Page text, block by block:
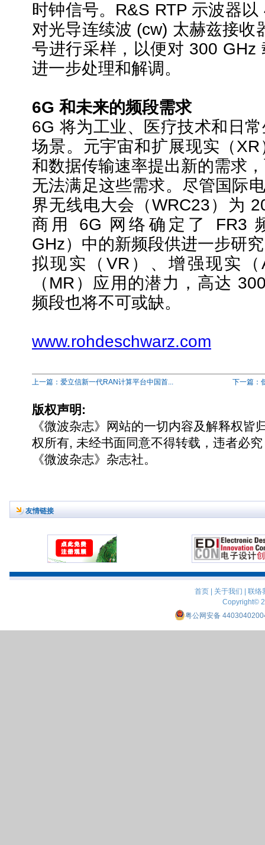
时钟信号。R&S RTP 示波器
对光导连续波 (cw) 太赫兹接收
号进行采样，以便对 300 GHz
进一步处理和解调。
6G 和未来的频段需求
6G 将为工业、医疗技术和日
场景。元宇宙和扩展现实（
和数据传输速率提出新的需求
无法满足这些需求。尽管国际
界无线电大会（WRC23）为
商用 6G 网络确定了 FR3
GHz）中的新频段供进一步研
拟现实（VR）、增强现实
（MR）应用的潜力，高达
频段也将不可或缺。
www.rohdeschwarz.com
上一篇：爱立信新一代RAN计算平台中国首... 下一篇：
版权声明:
《微波杂志》网站的一切内容及解释权皆
权所有, 未经书面同意不得转载，违者必
《微波杂志》杂志社。
友情链接
首页 关于我们
联络
Copyright©
粤公网安备